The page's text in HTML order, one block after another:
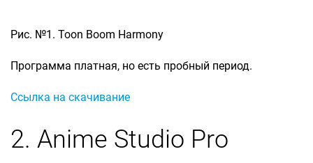
Рис. №1. Toon Boom Harmony
Программа платная, но есть пробный период.
Ссылка на скачивание
2. Anime Studio Pro